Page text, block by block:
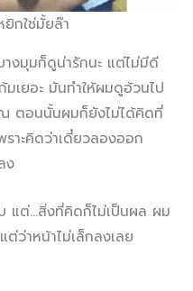
ยิกใช่มั้ยล๊า
งมุมก็ดูน่ารักนะ แต่ไม่มีดี
เยอะ มันทำให้ผมดูอ้วนไป
ตอนนั้นผมก็ยังไม่ได้คิดที่
ราะคิดว่าเดี๋ยวลองออก
ง
แต่…สิ่งที่คิดก็ไม่เป็นผล ผม
ว่าหน้าไม่เล็กลงเลย